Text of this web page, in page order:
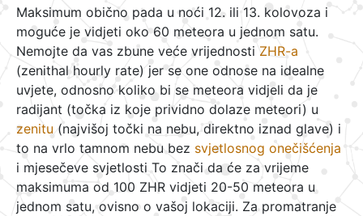
Maksimum obično pada u noći 12. ili 13. kolovoza i
moguće je vidjeti oko 60 meteora u jednom satu.
Nemojte da vas zbune veće vrijednosti ZHR-a
(zenithal hourly rate) jer se one odnose na idealne
uvjete, odnosno koliko bi se meteora vidjeli da je
radijant (točka iz koje prividno dolaze meteori) u
zenitu (najvišoj točki na nebu, direktno iznad glave) i
to na vrlo tamnom nebu bez svjetlosnog onečišćenja
i mjesečeve svjetlosti To znači da će za vrijeme
maksimuma od 100 ZHR vidjeti 20-50 meteora u
jednom satu, ovisno o vašoj lokaciji. Za promatranje